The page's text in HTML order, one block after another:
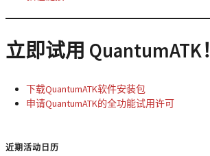
立即试用 QuantumATK！
下载QuantumATK软件安装包
申请QuantumATK的全功能试用许可
近期活动日历